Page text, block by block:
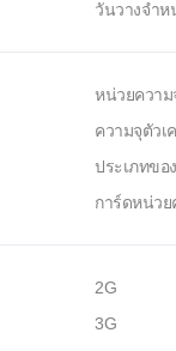
วันวางจำห
หน่วยความ
ความจุตัวเ
ประเภทขอ
การ์ดหน่วย
2G
3G